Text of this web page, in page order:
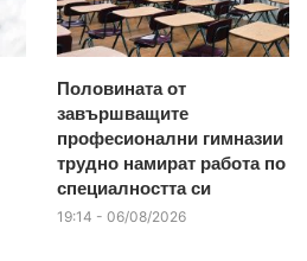
Половината от
завършващите
професионални гимназии
трудно намират работа по
специалността си
19:14 - 06/08/2026